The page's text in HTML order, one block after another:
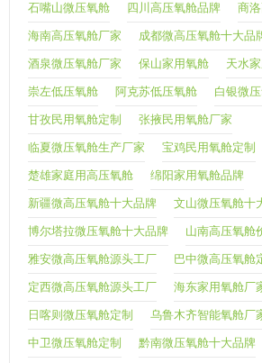
石嘴山微压氧舱 四川高压氧舱品牌 商
海南高压氧舱厂家 成都微高压氧舱十大品
酒泉微压氧舱厂家 保山家用氧舱 天水
崇左低压氧舱 阿克苏低压氧舱 白银微
甘孜民用氧舱定制 张掖民用氧舱厂家
临夏微压氧舱生产厂家 宝鸡民用氧舱定制
楚雄家庭用高压氧舱 绵阳家用氧舱品牌
新疆微高压氧舱十大品牌 文山微压氧舱十
博尔塔拉微压氧舱十大品牌 山南高压氧舱
雅安微高压氧舱源头工厂 巴中微高压氧舱
定西微高压氧舱源头工厂 海东家用氧舱厂
日喀则微压氧舱定制 乌鲁木齐智能氧舱厂
中卫微压氧舱定制 黔南微压氧舱十大品牌